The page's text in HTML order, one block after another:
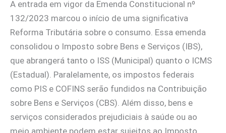
A entrada em vigor da Emenda Constitucional nº
132/2023 marcou o início de uma significativa
Reforma Tributária sobre o consumo. Essa emenda
consolidou o Imposto sobre Bens e Serviços (IBS),
que abrangerá tanto o ISS (Municipal) quanto o ICMS
(Estadual). Paralelamente, os impostos federais
como PIS e COFINS serão fundidos na Contribuição
sobre Bens e Serviços (CBS). Além disso, bens e
serviços considerados prejudiciais à saúde ou ao